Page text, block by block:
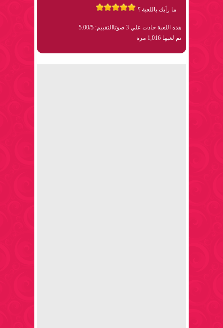
ما رأيك باللعبة ؟
هذه اللعبة حاذت علي 3 صوتا
التقييم: 5.00/5
تم لعبها 1,016 مره